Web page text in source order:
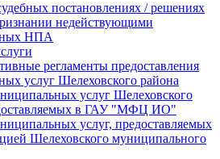
постановлениях / решениях
недействующими
НПА
регламенты предоставления
услуг Шелеховского района
услуг Шелеховского
в ГАУ "МФЦ ИО"
услуг, предоставляемых
Шелеховского муниципального